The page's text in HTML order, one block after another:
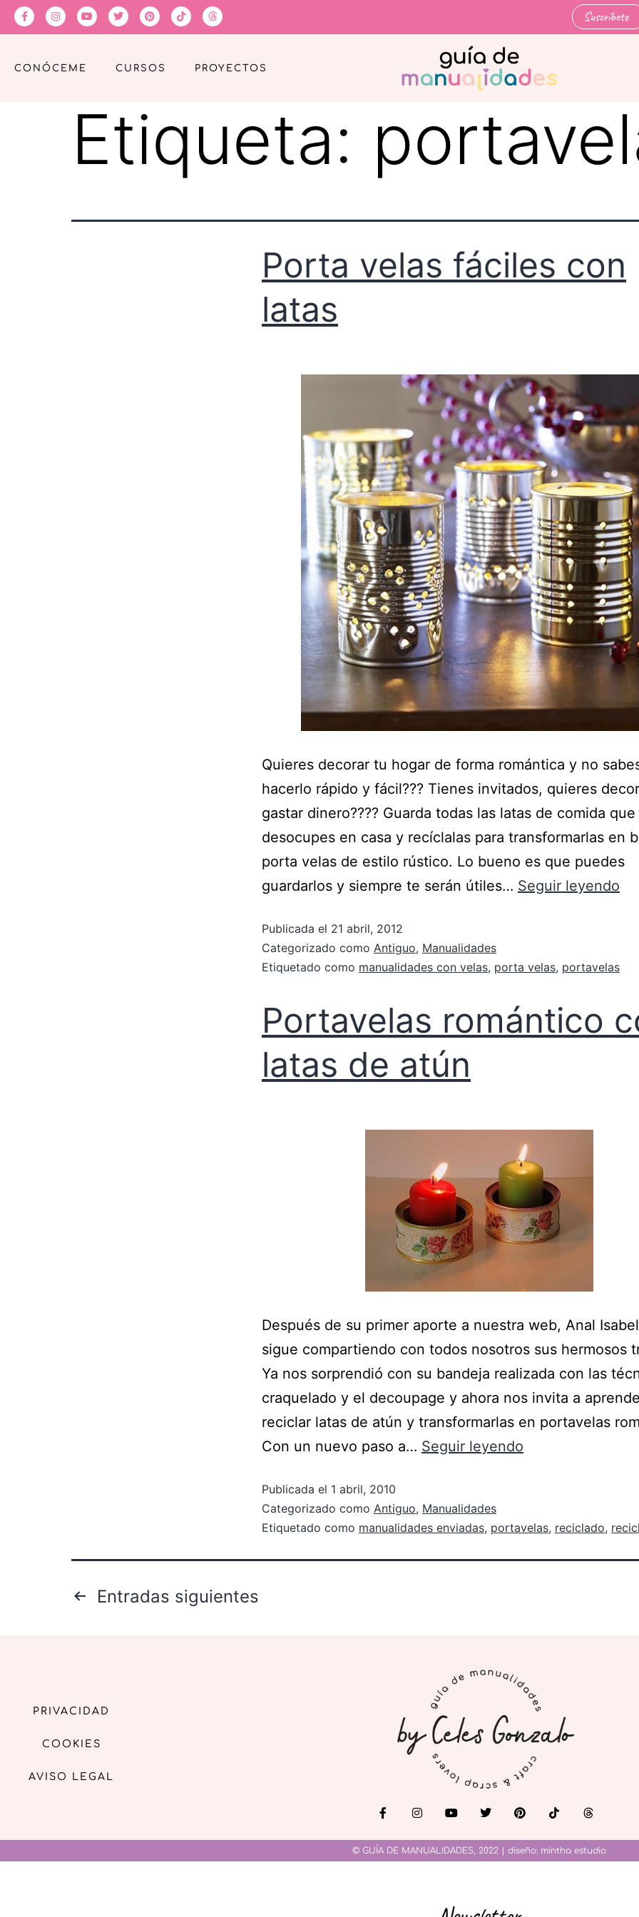
Suscríbete
CONÓCEME CURSOS PROYECTOS
Etiqueta:
Porta velas fáciles con
latas
Quieres decorar tu hogar de forma romántica y no
hacerlo rápido y fácil??? Tienes invitados, quieres
gastar dinero???? Guarda todas las latas de comida que
desocupes en casa y recíclalas para transformarlas en
porta velas de estilo rústico. Lo bueno es que puedes
guardarlos y siempre te serán útiles… Seguir leyendo
Publicada el 21 abril, 2012
Categorizado como Antiguo, Manualidades
Etiquetado como manualidades con velas, porta velas, portavelas
Portavelas romántico
latas de atún
Después de su primer aporte a nuestra web, Anal
sigue compartiendo con todos nosotros sus hermosos
Ya nos sorprendió con su bandeja realizada con las
craquelado y el decoupage y ahora nos invita a
reciclar latas de atún y transformarlas en portavelas
Con un nuevo paso a… Seguir leyendo
Publicada el 1 abril, 2010
Categorizado como Antiguo, Manualidades
Etiquetado como manualidades enviadas, portavelas, reciclado,
Entradas siguientes
PRIVACIDAD
COOKIES
AVISO LEGAL
© GUÍA DE MANUALIDADES, 2022 | diseño: mintha estudio